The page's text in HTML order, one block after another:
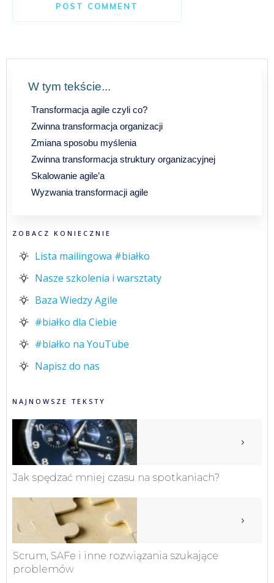
POST COMMENT
W tym tekście...
Transformacja agile czyli co?
Zwinna transformacja organizacji
Zmiana sposobu myślenia
Zwinna transformacja struktury organizacyjnej
Skalowanie agile’a
Wyzwania transformacji agile
ZOBACZ KONIECZNIE
Lista mailingowa #białko
Nasze szkolenia i warsztaty
Baza Wiedzy Agile
#białko dla Ciebie
#białko na YouTube
Napisz do nas
NAJNOWSZE TEKSTY
Jak spędzać mniej czasu na spotkaniach?
Scrum, SAFe i inne rozwiązania szukające
problemów